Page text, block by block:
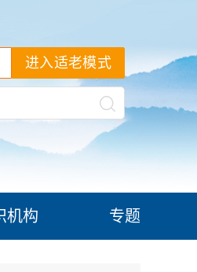
进入适老模式
机构 专题